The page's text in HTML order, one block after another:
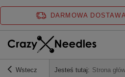
DARMOWA
Wstecz Jesteś tutaj: Strona